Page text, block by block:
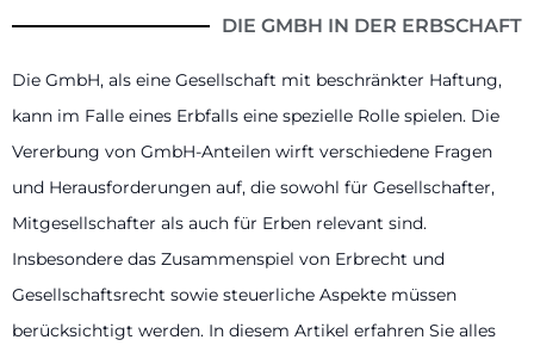
DIE GMBH IN DER ERBSCHAFT
Die GmbH, als eine Gesellschaft mit beschränkter Haftung,
kann im Falle eines Erbfalls eine spezielle Rolle spielen. Die
Vererbung von GmbH-Anteilen wirft verschiedene Fragen
und Herausforderungen auf, die sowohl für Gesellschafter,
Mitgesellschafter als auch für Erben relevant sind.
Insbesondere das Zusammenspiel von Erbrecht und
Gesellschaftsrecht sowie steuerliche Aspekte müssen
berücksichtigt werden. In diesem Artikel erfahren Sie alles